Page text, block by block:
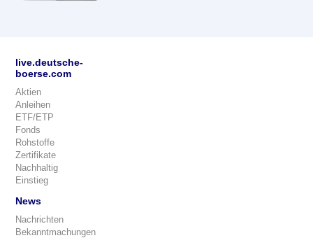
live.deutsche-
boerse.com
Aktien
Anleihen
ETF/ETP
Fonds
Rohstoffe
Zertifikate
Nachhaltig
Einstieg
News
Nachrichten
Bekanntmachungen